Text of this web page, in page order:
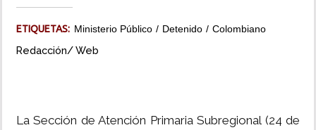
ETIQUETAS: Ministerio Público Detenido Colombiano
Redacción/ Web
La Sección de Atención Primaria Subregional (24 de